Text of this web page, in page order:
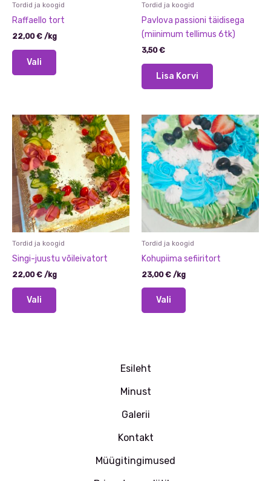
Tordid ja koogid
Raffaello tort
22,00€ /kg
Vali
Sellel
Valikuid
saab
teha
tootelehel.
Tordid ja koogid
Pavlova passioni täidisega
(miinimum tellimus 6tk)
3,50€
Lisa Korvi
Tordid ja koogid
Singi-juustu võileivatort
22,00€ /kg
Vali
Sellel
Tordid ja koogid
Kohupiima sefiiritort
23,00€ /kg
Vali
Sellel
Esileht
Minust
Galerii
Kontakt
Müügitingimused